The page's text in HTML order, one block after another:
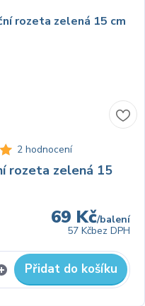
2 hodnocení
rozeta zelená 15
69 Kč/balení
57 Kčbez DPH
Přidat do košíku